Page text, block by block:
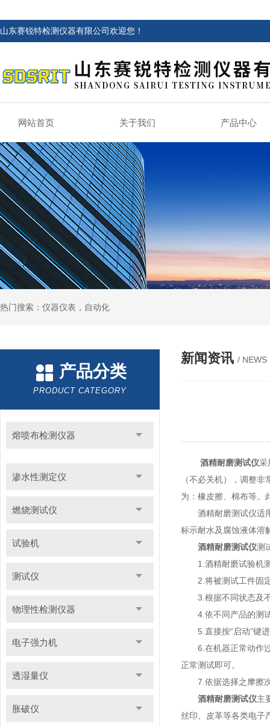
山东赛锐特检测仪器有限公司欢迎您！
网站首页 关于我们 产品中心
热门搜索：仪器仪表，自动化
产品分类
PRODUCT CATEGORY
熔喷布检测仪器
渗水性测定仪
燃烧测试仪
试验机
测试仪
物理性检测仪器
电子强力机
透湿量仪
胀破仪
新闻资讯 / NEWS
酒精耐磨测试仪采
（不必关机），调整
为：橡皮擦、棉布等。
酒精耐磨测试仪适用
标示耐水及腐蚀液体溶
酒精耐磨测试仪测
1.酒精耐磨试验机测
2.将被测试工件固定
3.根据不同状态及不
4.依不同产品的测试
5.直接按“启动”键进
6.在机器正常动作过
正常测试即可。
7.依据选择之摩擦次
酒精耐磨测试仪主
丝印、皮革等各类电子